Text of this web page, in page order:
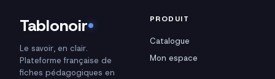
Tablonoir
Le savoir, en clair.
Plateforme française de
fiches pédagogiques en
PRODUIT
Catalogue
Mon espace